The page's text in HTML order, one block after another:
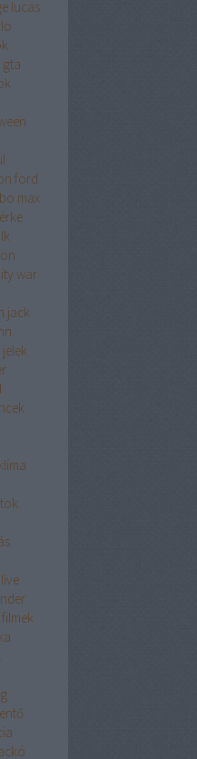
lucas
gta
ford
max
war
jack
jelek
live